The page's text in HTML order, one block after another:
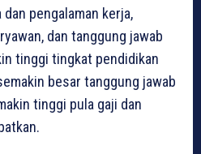
pengalaman kerja,
dan tanggung jawab
tinggi tingkat pendidikan
besar tanggung jawab
tinggi pula gaji dan